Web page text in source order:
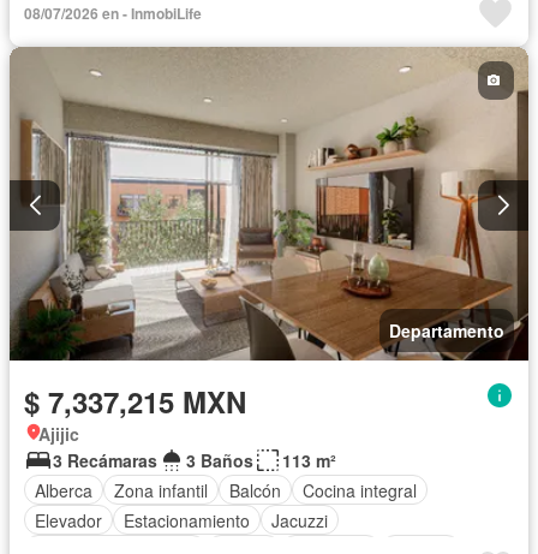
08/07/2026 en - InmobiLife
Departamento
$ 7,337,215 MXN
Ajijic
3 Recámaras
3 Baños
113 m²
Alberca
Zona infantil Balcón
Cocina integral
Elevador
Estacionamiento
Jacuzzi